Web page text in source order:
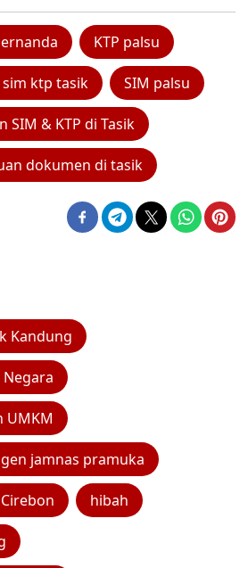
KTP palsu
ktp tasik SIM palsu
SIM & KTP di Tasik
dokumen di tasik
Kandung
UMKM
jamnas pramuka
hibah